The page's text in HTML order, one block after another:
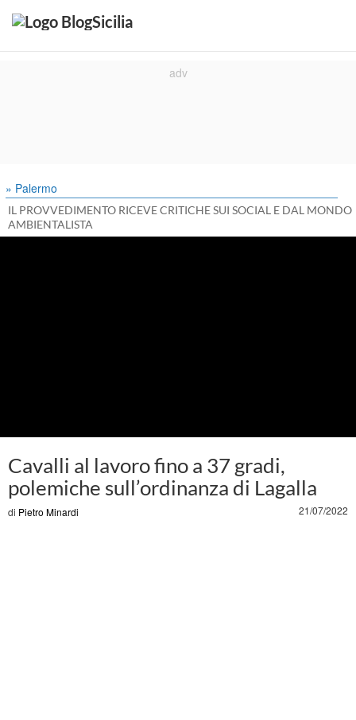
» Palermo
IL PROVVEDIMENTO RICEVE CRITICHE SUI SOCIAL E DAL MONDO
AMBIENTALISTA
Cavalli al lavoro fino a 37 gradi,
polemiche sull’ordinanza di Lagalla
di Pietro Minardi 21/07/2022